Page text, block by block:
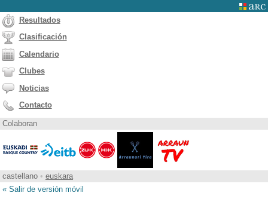
Resultados
Clasificación
Calendario
Clubes
Noticias
Contacto
Colaboran
castellano • euskara
« Salir de versión móvil